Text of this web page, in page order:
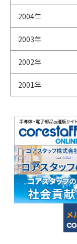
2004年
2003年
2002年
2001年